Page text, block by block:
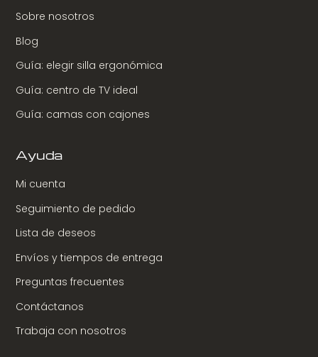
Sobre nosotros
Blog
Guía: elegir silla ergonómica
Guía: centro de TV ideal
Guía: camas con cajones
Ayuda
Mi cuenta
Seguimiento de pedido
Lista de deseos
Envíos y tiempos de entrega
Preguntas frecuentes
Contáctanos
Trabaja con nosotros